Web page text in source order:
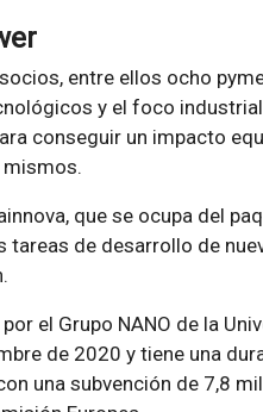
entre ellos ocho
y el foco
conseguir un impacto
que se ocupa del
tareas de desarrollo de
el Grupo NANO de la
de 2020 y tiene una
una subvención de 7,8